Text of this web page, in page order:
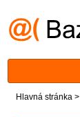
Hlavná stránka >